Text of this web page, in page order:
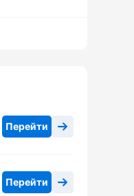
Перейти
Перейти